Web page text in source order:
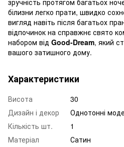
білизни легко прати, швидко
вигляд навіть після багатьох
відпочинок на справжнє свято
набором від Good-Dream, який
вашого затишного дому.
Характеристики
Висота
30
Дизайн і декор
Однотонні
Кількість шт.
1
Матеріал
Сатин